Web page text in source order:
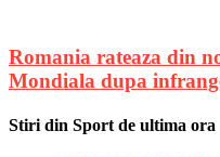
Romania rateaza din
Mondiala dupa
Stiri din Sport de ultima ora